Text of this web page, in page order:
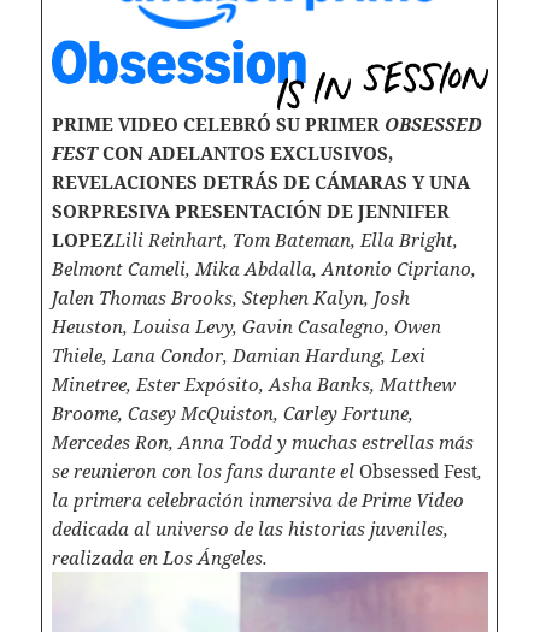
PRIME VIDEO CELEBRÓ SU PRIMER OBSESSED
FESTCON ADELANTOS EXCLUSIVOS,
REVELACIONES DETRÁS DE CÁMARAS Y UNA
SORPRESIVA PRESENTACIÓN DE JENNIFER
LOPEZLili Reinhart, Tom Bateman, Ella Bright,
Belmont Cameli, Mika Abdalla, Antonio Cipriano,
Jalen Thomas Brooks, Stephen Kalyn, Josh
Heuston, Louisa Levy, Gavin Casalegno, Owen
Thiele, Lana Condor, Damian Hardung, Lexi
Minetree, Ester Expósito, Asha Banks, Matthew
Broome, Casey McQuiston, Carley Fortune,
Mercedes Ron, Anna Todd y muchas estrellas más
se reunieron con los fans durante el Obsessed Fest,
la primera celebración inmersiva de Prime Video
dedicada al universo de las historias juveniles,
realizada en Los Ángeles.